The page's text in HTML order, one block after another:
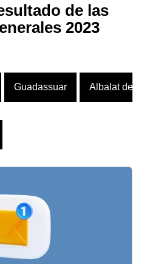
de las
2023
Guadassuar Albalat de la